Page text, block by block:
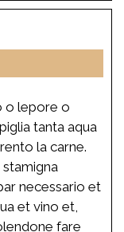
o lepore o
tanta aqua
la carne.
necessario et
et vino et,
fare